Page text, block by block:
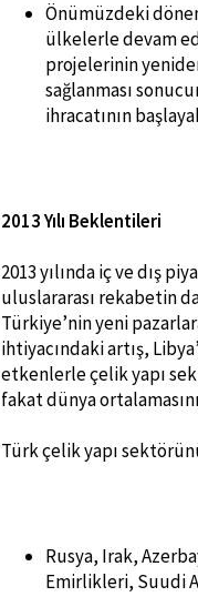
Önümüzdeki
ülkelerle devam
projelerinin
sağlanması
ihracatının
2013 Yılı Beklentileri
2013 yılında iç ve dış
uluslararası rekabetin
Türkiye’nin yeni
ihtiyacındaki artış,
etkenlerle çelik yapı
fakat dünya
Türk çelik yapı
Rusya, Irak,
Emirlikleri, Suudi